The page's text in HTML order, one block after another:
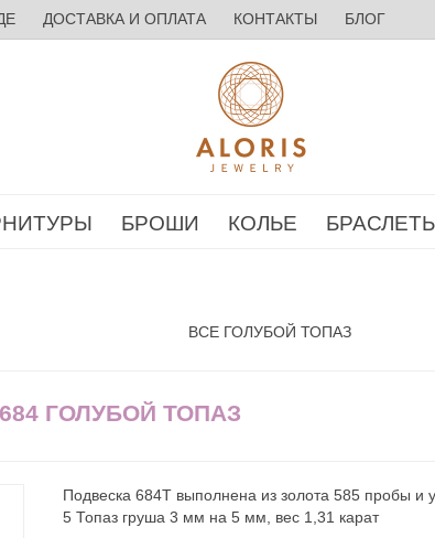
ДОСТАВКА И ОПЛАТА КОНТАКТЫ БЛОГ
БРОШИ КОЛЬЕ
ВСЕ ГОЛУБОЙ ТОПАЗ
ГОЛУБОЙ ТОПАЗ
Подвеска 684Т выполнена из золота 585 пробы и
5 Топаз груша 3 мм на 5 мм, вес 1,31 карат